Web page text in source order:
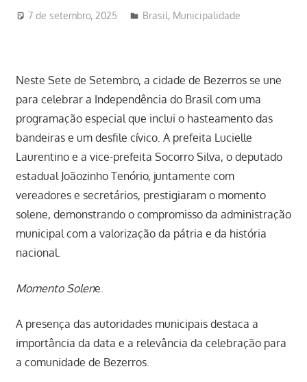
7 de setembro, 2025 Redator
Brasil, Municipalidade
Neste Sete de Setembro, a cidade de Bezerros se une
para celebrar a Independência do Brasil com uma
programação especial que inclui o hasteamento das
bandeiras e um desfile cívico. A prefeita Lucielle
Laurentino e a vice-prefeita Socorro Silva, o deputado
estadual Joãozinho Tenório, juntamente com
vereadores e secretários, prestigiaram o momento
solene, demonstrando o compromisso da administração
municipal com a valorização da pátria e da história
nacional.
Momento Solene.
A presença das autoridades municipais destaca a
importância da data e a relevância da celebração para
a comunidade de Bezerros.